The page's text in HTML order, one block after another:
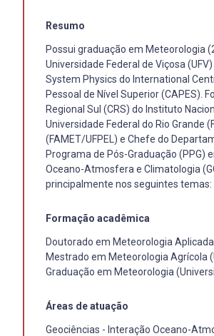
Resumo
Possui graduação em Meteorologia
Universidade Federal de Viçosa
System Physics do International
Pessoal de Nível Superior (CAPES).
Regional Sul (CRS) do Instituto
Universidade Federal do Rio Grande
(FAMET/UFPEL) e Chefe do
Programa de Pós-Graduação (PPG)
Oceano-Atmosfera e Climatologia
principalmente nos seguintes
Formação acadêmica
Doutorado em Meteorologia
Mestrado em Meteorologia Agrícola
Graduação em Meteorologia
Áreas de atuação
Geociências - Interação Oceano-